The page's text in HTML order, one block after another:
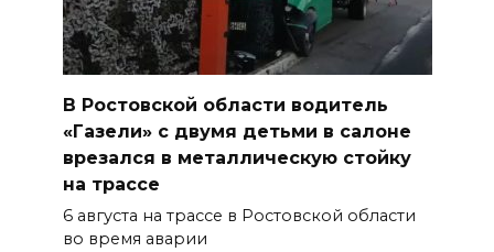
В Ростовской области водитель
«Газели» с двумя детьми в салоне
врезался в металлическую стойку
на трассе
6 августа на трассе в Ростовской области
во время аварии